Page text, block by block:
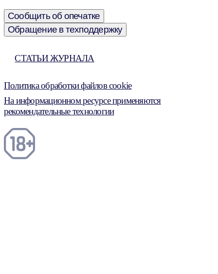
Сообщить об опечатке
Обращение в техподдержку
СТАТЬИ ЖУРНАЛА
Политика обработки файлов cookie
На информационном ресурсе применяются
рекомендательные технологии